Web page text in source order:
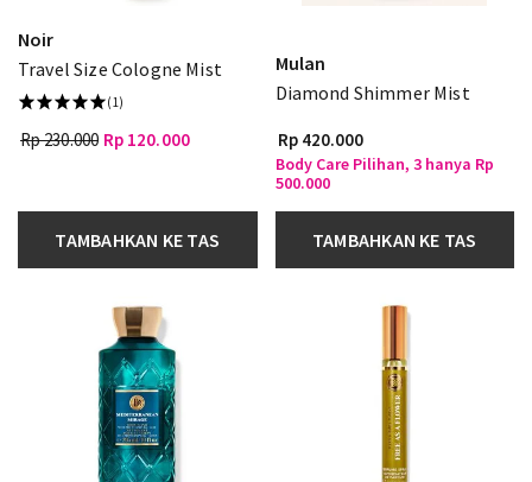
Noir
Travel Size Cologne Mist
(1)
Rp 230.000 Rp 120.000
TAMBAHKAN KE TAS
Mulan
Diamond Shimmer Mist
Rp 420.000
Body Care Pilihan, 3 hanya Rp
500.000
TAMBAHKAN KE TAS